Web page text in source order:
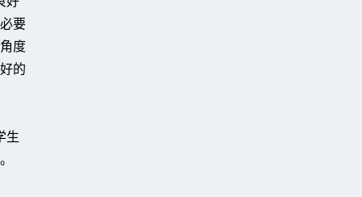
要
度
的
生